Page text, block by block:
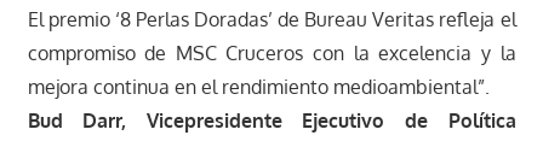
El premio ‘8 Perlas Doradas’ de Bureau Veritas refleja el
compromiso de MSC Cruceros con la excelencia y la
mejora continua en el rendimiento medioambiental”.
Bud Darr, Vicepresidente Ejecutivo de Política